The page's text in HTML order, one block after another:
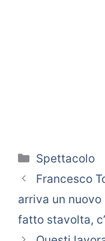
Categorie
Spettacolo
Francesco
arriva un
fatto stavolta,